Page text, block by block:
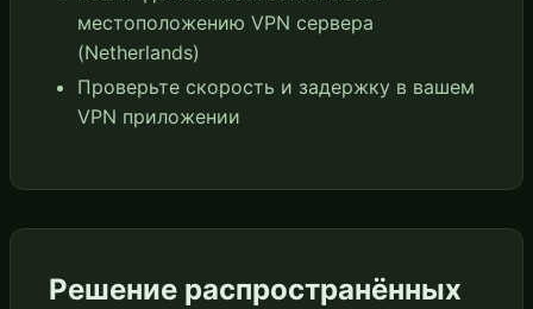
местоположению VPN сервера
(Netherlands)
Проверьте скорость и задержку в вашем
VPN приложении
Решение распространённых